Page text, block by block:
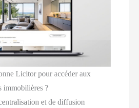
Licitor pour accéder aux
immobilières ?
et de diffusion